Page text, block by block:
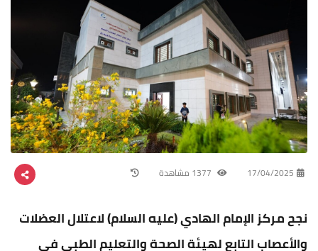
17/04/2025
نجح مركز الإمام الهادي (عليه السلام) لاعتلال العضلات
والأعصاب التابع لهيئة الصحة والتعليم الطبي في